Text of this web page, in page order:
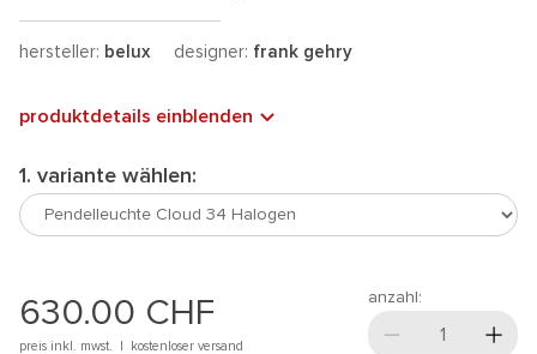
hersteller: belux designer: frank gehry
produktdetails einblenden
1. variante wählen:
630.00 CHF
preis inkl. mwst. | kostenloser versand
anzahl: